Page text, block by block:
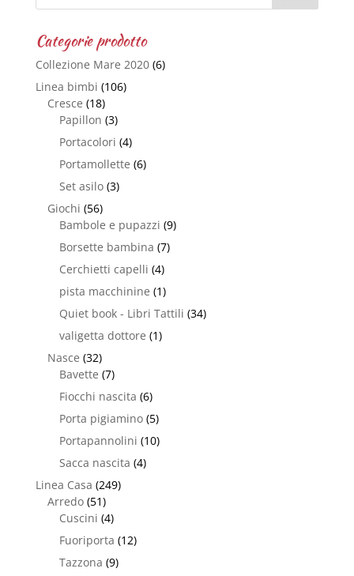
Categorie prodotto
Collezione Mare 2020 (6)
Linea bimbi (106)
Cresce (18)
Papillon (3)
Portacolori (4)
Portamollette (6)
Set asilo (3)
Giochi (56)
Bambole e pupazzi (9)
Borsette bambina (7)
Cerchietti capelli (4)
pista macchinine (1)
Quiet book - Libri Tattili (34)
valigetta dottore (1)
Nasce (32)
Bavette (7)
Fiocchi nascita (6)
Porta pigiamino (5)
Portapannolini (10)
Sacca nascita (4)
Linea Casa (249)
Arredo (51)
Cuscini (4)
Fuoriporta (12)
Tazzona (9)